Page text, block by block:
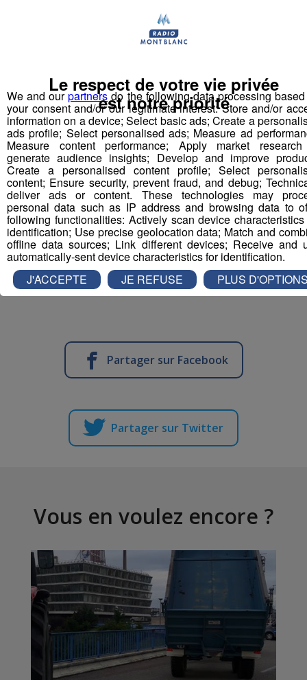
C'était ce matin dans le Mont Blanc Morning
Il s'agit, ni plus ni moins, du "premier pont
suspendu au monde qui relie deux sommets". Long
de 107 mètres et large de 80 centimètres, il relie le
sommet du Scex Rouge à celui du glacier des
Diablerets en Suisse.
Le pont pour un coût de 1,5 million d'euros. Celui-ci peut
supporter 300 personnes à la fois, mais le nombre est
limité à 150 pour des raisons de confort.
Partager sur Facebook
Partager sur Twitter
Vous en voulez encore ?
We and ourpartnersdo the following data processing
your consent and/or our legitimate interest: Store and/or
information on a device; Select basic ads; Create a
ads profile; Select personalised ads; Measure ad
Measure content performance; Apply market
generate audience insights; Develop and improve
Create a personalised content profile; Select
content; Ensure security, prevent fraud, and debug;
deliver ads or content. These technologies may
personal data such as IP address and browsing data to
following functionalities: Actively scan device
identification; Use precise geolocation data; Match and
offline data sources; Link different devices; Receive and
automatically-sent device characteristics for identification.
Le respect de votre vie privée
est notre priorité
J'ACCEPTE JE REFUSE PLUS